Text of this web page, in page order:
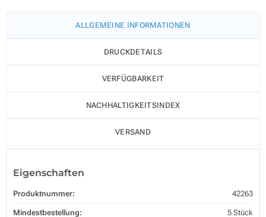
ALLGEMEINE INFORMATIONEN
DRUCKDETAILS
VERFÜGBARKEIT
NACHHALTIGKEITSINDEX
VERSAND
Eigenschaften
Produktnummer: 42263
Mindestbestellung: 5 Stück